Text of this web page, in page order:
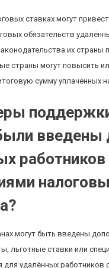
ставках могут
обязательств
их страны
страны могут повысить
сумму уплаченных
введены
работников
могут быть введены
льготные ставки или
для удалённых работников